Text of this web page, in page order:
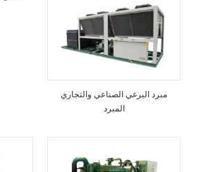
مبرد البرغي الصناعي والتجاري
المبرد